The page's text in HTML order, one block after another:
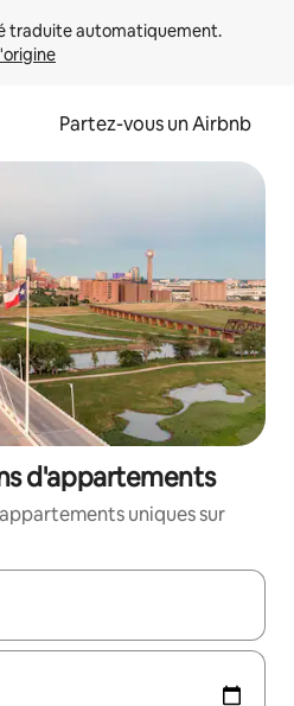
Partez-vous un Airbnb
d'appartements
uniques sur
parcourez-les en utilisant